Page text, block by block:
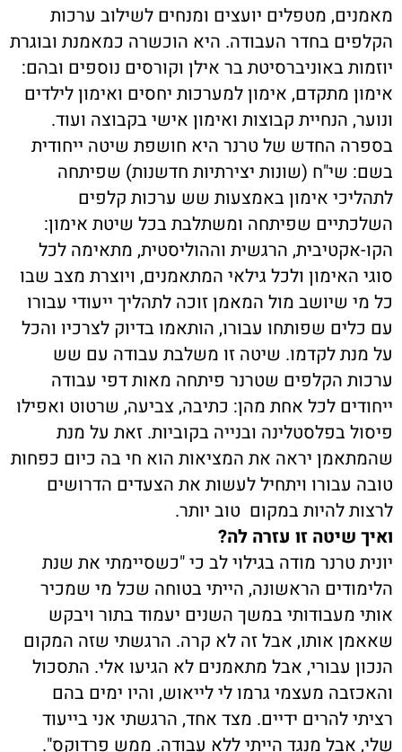
מאמנים, מטפלים יועצים ומנחים לשילוב ערכות
הקלפים בחדר העבודה. היא הוכשרה כמאמנת ובוגרת
יוזמות באוניברסיטת בר אילן וקורסים נוספים ובהם:
אימון מתקדם, אימון למערכות יחסים ואימון לילדים
ונוער, הנחיית קבוצות ואימון אישי בקבוצה ועוד.
בספרה החדש של טרנר היא חושפת שיטה ייחודית
בשם: שי"ח (שונות יצירתיות חדשנות) שפיתחה
לתהליכי אימון באמצעות שש ערכות קלפים
השלכתיים שפיתחה ומשתלבת בכל שיטת אימון:
הקו-אקטיבית, הרגשית וההוליסטית, מתאימה לכל
סוגי האימון ולכל גילאי המתאמנים, ויוצרת מצב שבו
כל מי שיושב מול המאמן זוכה לתהליך ייעודי עבורו
עם כלים שפותחו עבורו, הותאמו בדיוק לצרכיו והכל
על מנת לקדמו. שיטה זו משלבת עבודה עם שש
ערכות הקלפים שטרנר פיתחה מאות דפי עבודה
ייחודים לכל אחת מהן: כתיבה, צביעה, שרטוט ואפילו
פיסול בפלסטלינה ובנייה בקוביות. זאת על מנת
שהמתאמן יראה את המציאות הוא חי בה כיום כפחות
טובה עבורו ויתחיל לעשות את הצעדים הדרושים
לרצות להיות במקום טוב יותר.
ואיך שיטה זו עזרה לה?
יונית טרנר מודה בגילוי לב כי "כשסיימתי את שנת
הלימודים הראשונה, הייתי בטוחה שכל מי שמכיר
אותי מעבודותי במשך השנים יעמוד בתור ויבקש
שאאמן אותו, אבל זה לא קרה. הרגשתי שזה המקום
הנכון עבורי, אבל מתאמנים לא הגיעו אלי. התסכול
והאכזבה מעצמי גרמו לי לייאוש, והיו ימים בהם
רציתי להרים ידיים. מצד אחד, הרגשתי אני בייעוד
שלי, אבל מנגד הייתי ללא עבודה. ממש פרדוקס".